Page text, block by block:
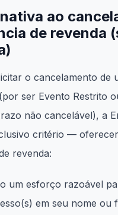
ao
de revenda
o cancelamento de
ser Evento Restrito
não cancelável), a
critério —
revenda:
um esforço razoável
em seu nome ou